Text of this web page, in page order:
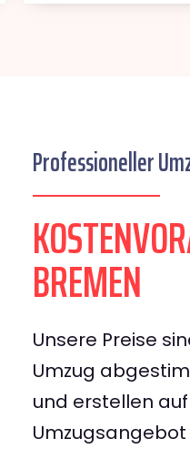
Professioneller
BREMEN
Unsere Preise
Umzug
und erstellen